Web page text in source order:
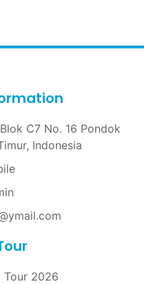
C7 No. 16 Pondok
Indonesia
Tour 2026